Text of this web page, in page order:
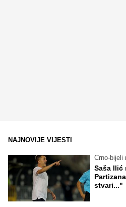
NAJNOVIJE VIJESTI
Crno-bijeli
Saša Ilić
stvari..."